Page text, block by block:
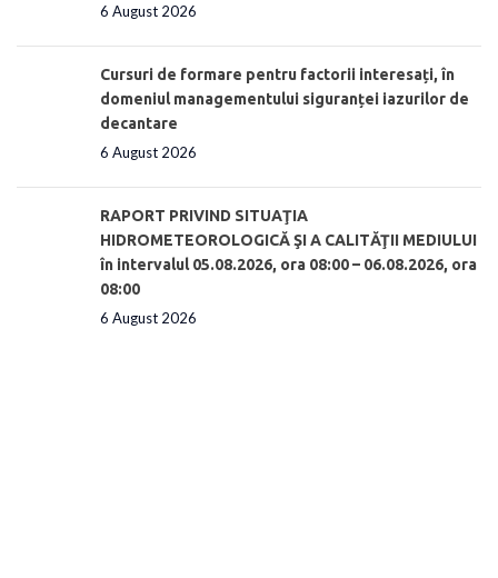
6 August 2026
Cursuri de formare pentru factorii interesați, în
domeniul managementului siguranței iazurilor de
decantare
6 August 2026
RAPORT PRIVIND SITUAŢIA
HIDROMETEOROLOGICĂ ŞI A CALITĂŢII MEDIULUI
în intervalul 05.08.2026, ora 08:00 – 06.08.2026, ora
08:00
6 August 2026